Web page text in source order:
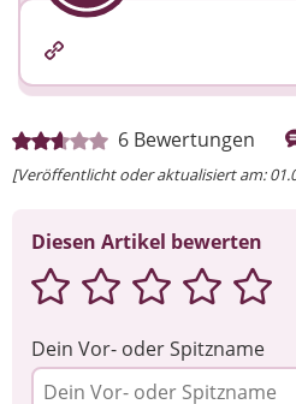
6 Bewertungen
[Veröffentlicht oder aktualisiert am:
Diesen Artikel bewerten
Dein Vor- oder Spitzname